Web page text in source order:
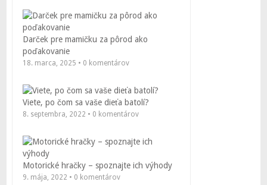
Darček pre mamičku za pôrod ako
poďakovanie
18. marca, 2025 • 0 komentárov
Viete, po čom sa vaše dieťa batolí?
8. septembra, 2022 • 0 komentárov
Motorické hračky – spoznajte ich výhody
9. mája, 2022 • 0 komentárov